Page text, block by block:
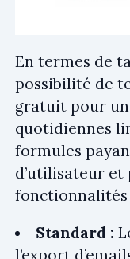
En termes de
possibilité de
gratuit pour un
quotidiennes
formules
d’utilisateur et
fonctionnalités
Standard :
l’export